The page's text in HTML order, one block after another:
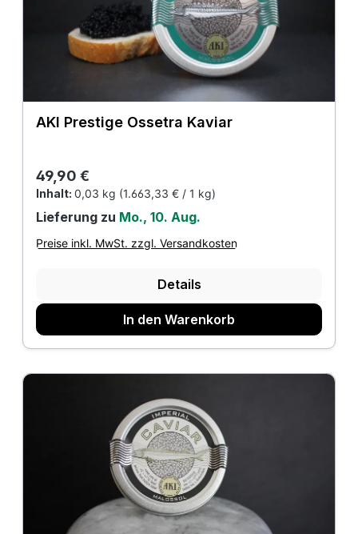
AKI Prestige Ossetra Kaviar
Regulärer Preis:
49,90 €
Inhalt: 0,03 kg (1.663,33 € / 1 kg)
Lieferung zu Mo., 10. Aug.
Preise inkl. MwSt. zzgl. Versandkosten
Details
In den Warenkorb